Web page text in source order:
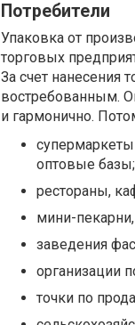
Потребители
Упаковка от
торговых
За счет нанесения
востребованным.
и гармонично.
оптовые базы;
рестораны,
мини-
заведения
организации
точки по